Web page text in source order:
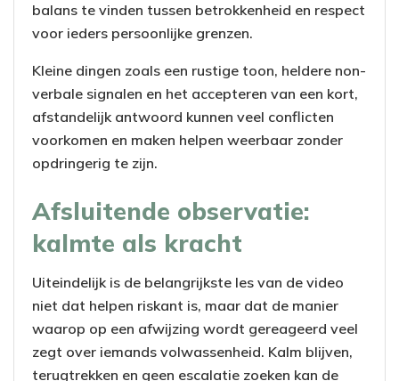
balans te vinden tussen betrokkenheid en respect
voor ieders persoonlijke grenzen.
Kleine dingen zoals een rustige toon, heldere non-
verbale signalen en het accepteren van een kort,
afstandelijk antwoord kunnen veel conflicten
voorkomen en maken helpen weerbaar zonder
opdringerig te zijn.
Afsluitende observatie:
kalmte als kracht
Uiteindelijk is de belangrijkste les van de video
niet dat helpen riskant is, maar dat de manier
waarop op een afwijzing wordt gereageerd veel
zegt over iemands volwassenheid. Kalm blijven,
terugtrekken en geen escalatie zoeken kan de